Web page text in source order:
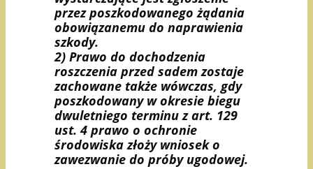
przez poszkodowanego żądania
obowiązanemu do naprawienia
szkody.
2) Prawo do dochodzenia
roszczenia przed sadem zostaje
zachowane także wówczas, gdy
poszkodowany w okresie biegu
dwuletniego terminu z art. 129
ust. 4 prawo o ochronie
środowiska złoży wniosek o
zawezwanie do próby ugodowej.